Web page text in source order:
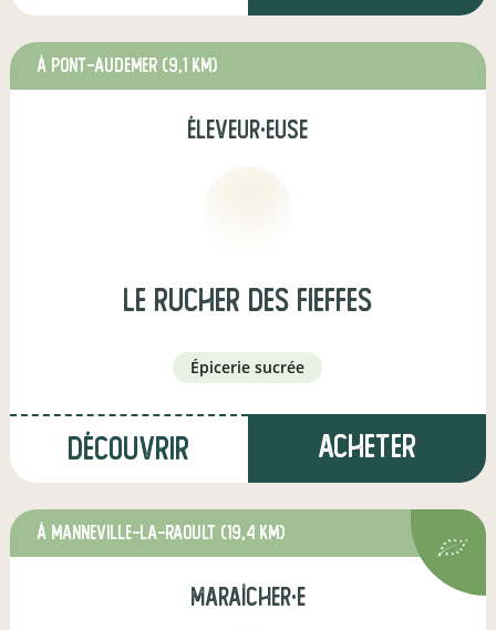
à Pont-Audemer (9,1 km)
éleveur·euse
Le Rucher des Fieffes
épicerie sucrée
Découvrir Acheter
à Manneville-la-Raoult (19,4 km)
maraîcher·e